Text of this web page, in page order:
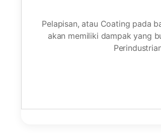
Pelapisan, atau Coating pada
akan memiliki dampak yang